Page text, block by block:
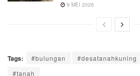
9 MEI 2026
Tags: #bulungan #desatanahkuning
#tanah